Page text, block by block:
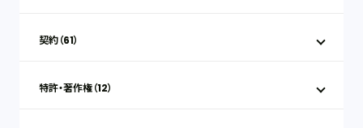
契約（61）
特許・著作権（12）